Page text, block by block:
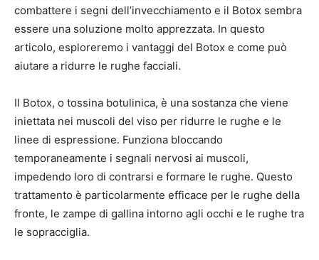
combattere i segni dell’invecchiamento e il Botox sembra
essere una soluzione molto apprezzata. In questo
articolo, esploreremo i vantaggi del Botox e come può
aiutare a ridurre le rughe facciali.
Il Botox, o tossina botulinica, è una sostanza che viene
iniettata nei muscoli del viso per ridurre le rughe e le
linee di espressione. Funziona bloccando
temporaneamente i segnali nervosi ai muscoli,
impedendo loro di contrarsi e formare le rughe. Questo
trattamento è particolarmente efficace per le rughe della
fronte, le zampe di gallina intorno agli occhi e le rughe tra
le sopracciglia.